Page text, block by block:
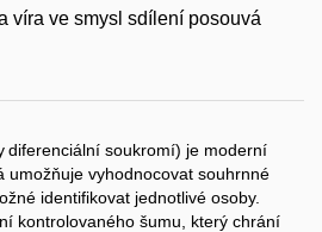
víra ve smysl sdílení posouvá
diferenciální soukromí) je moderní
umožňuje vyhodnocovat souhrnné
identifikovat jednotlivé osoby.
kontrolovaného šumu, který chrání